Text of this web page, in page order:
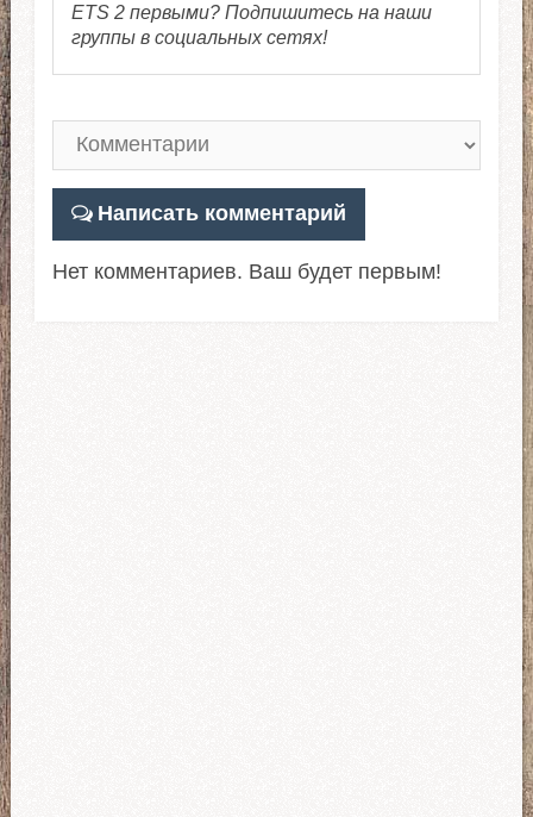
ETS 2 первыми? Подпишитесь на наши
группы в социальных сетях!
Написать комментарий
Нет комментариев. Ваш будет первым!